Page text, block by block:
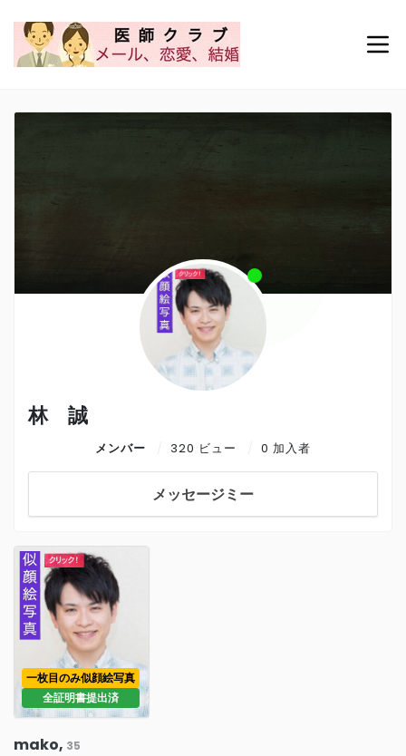
林 誠
メンバー 320 ビュー 0 加入者
メッセージミー
一枚目のみ似顔絵写真
全証明書提出済
mako, 35